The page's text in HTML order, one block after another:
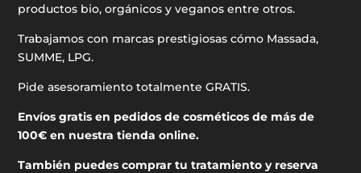
productos bio, orgánicos y veganos entre otros.
Trabajamos con marcas prestigiosas cómo Massada,
SUMME, LPG.
Pide asesoramiento totalmente GRATIS.
Envíos gratis en pedidos de cosméticos de más de
100€ en nuestra tienda online.
También puedes comprar tu tratamiento y reserva